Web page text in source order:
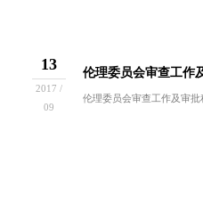
13
2017 /
09
伦理委员会审查工作
伦理委员会审查工作及审